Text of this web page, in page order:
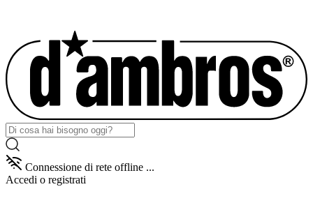
Connessione di rete offline ...
Accedi o registrati